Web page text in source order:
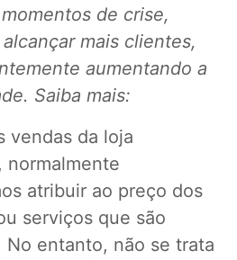
de crise,
mais clientes,
aumentando a
Saiba mais:
vendas da loja
normalmente
atribuir ao preço dos
serviços que são
No entanto, não se trata